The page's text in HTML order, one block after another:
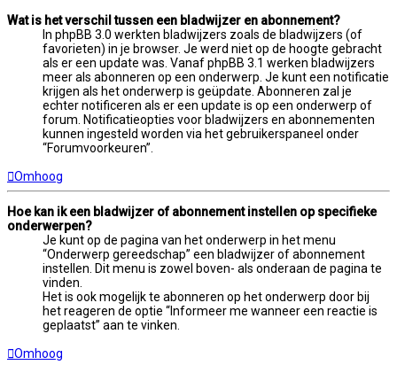
Wat is het verschil tussen een bladwijzer en abonnement?
In phpBB 3.0 werkten bladwijzers zoals de bladwijzers (of
favorieten) in je browser. Je werd niet op de hoogte gebracht
als er een update was. Vanaf phpBB 3.1 werken bladwijzers
meer als abonneren op een onderwerp. Je kunt een notificatie
krijgen als het onderwerp is geüpdate. Abonneren zal je
echter notificeren als er een update is op een onderwerp of
forum. Notificatieopties voor bladwijzers en abonnementen
kunnen ingesteld worden via het gebruikerspaneel onder
“Forumvoorkeuren”.
Omhoog
Hoe kan ik een bladwijzer of abonnement instellen op specifieke
onderwerpen?
Je kunt op de pagina van het onderwerp in het menu
“Onderwerp gereedschap” een bladwijzer of abonnement
instellen. Dit menu is zowel boven- als onderaan de pagina te
vinden.
Het is ook mogelijk te abonneren op het onderwerp door bij
het reageren de optie “Informeer me wanneer een reactie is
geplaatst” aan te vinken.
Omhoog